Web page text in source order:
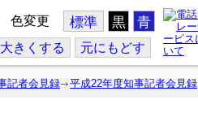
色変更 標準 黒 青
大きくする 元にもどす
記者会見録 平成22年度知事記者会見録